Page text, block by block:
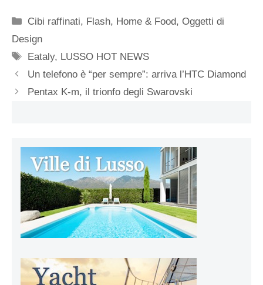
Categorie
Cibi raffinati, Flash, Home & Food,Oggetti di
Design
Tag
Eataly, LUSSO HOT NEWS
Un telefono è “per sempre”: arriva l’HTC Diamond
Pentax K-m, il trionfo degli Swarovski